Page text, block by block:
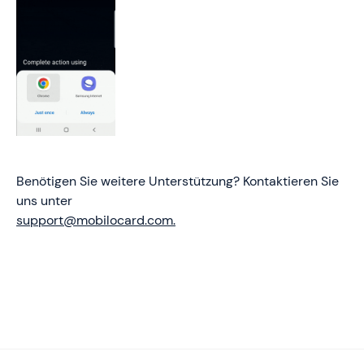
Benötigen Sie weitere Unterstützung? Kontaktieren Sie
uns unter
support@mobilocard.com.